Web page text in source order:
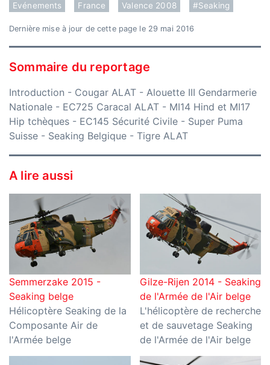
Evénements France Valence 2008 #Seaking
Dernière mise à jour de cette page le 29 mai 2016
Sommaire du reportage
Introduction - Cougar ALAT - Alouette III Gendarmerie
Nationale - EC725 Caracal ALAT - MI14 Hind et MI17
Hip tchèques - EC145 Sécurité Civile - Super Puma
Suisse - Seaking Belgique - Tigre ALAT
A lire aussi
Semmerzake 2015 -
Seaking belge
Hélicoptère Seaking de la
Composante Air de
l'Armée belge
Gilze-Rijen 2014 - Seaking
de l'Armée de l'Air belge
L'hélicoptère de recherche
et de sauvetage Seaking
de l'Armée de l'Air belge